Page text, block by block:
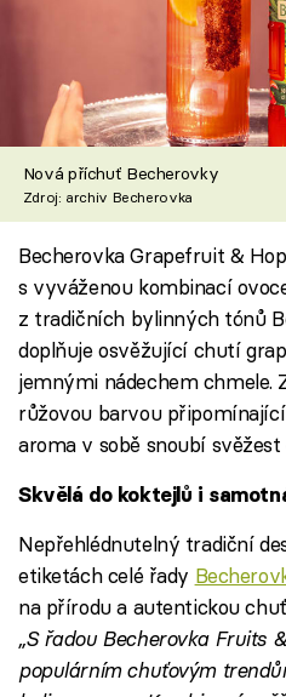
Nová příchuť Becherovky
Zdroj: archiv Becherovka
Becherovka Grapefruit &
s vyváženou kombinací
z tradičních bylinných tónů
doplňuje osvěžující chutí
jemnými nádechem chmele.
růžovou barvou
aroma v sobě snoubí
Skvělá do koktejlů i
Nepřehlédnutelný tradiční
etiketách celé řady
na přírodu a autentickou
„S řadou Becherovka Fruits
populárním chuťovým